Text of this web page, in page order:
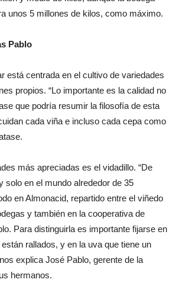
unos 5 millones de kilos, como máximo.
Pablo
está centrada en el cultivo de variedades
propios. “Lo importante es la calidad no
que podría resumir la filosofía de esta
cada viña e incluso cada cepa como
más apreciadas es el vidadillo. “De
solo en el mundo alrededor de 35
en Almonacid, repartido entre el viñedo
y también en la cooperativa de
Para distinguirla es importante fijarse en
rallados, y en la uva que tiene un
explica José Pablo, gerente de la
hermanos.